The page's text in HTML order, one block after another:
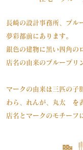
長崎の設計事務所、ブル
夢彩都前にあります。
銀色の建物に黒い四角の
店名の由来のブループリ
マークの由来は三匹の子
わら、れんが、丸太 を
店名とマークのモチーフ